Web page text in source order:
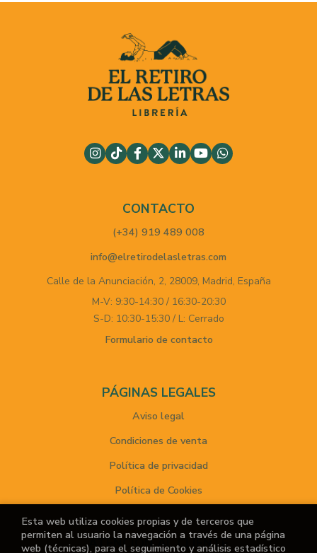
CONTACTO
(+34) 919 489 008
info@elretirodelasletras.com
Calle de la Anunciación, 2, 28009, Madrid, España
M-V: 9:30-14:30 / 16:30-20:30
S-D: 10:30-15:30 / L: Cerrado
Formulario de contacto
PÁGINAS LEGALES
Aviso legal
Condiciones de venta
Política de privacidad
Política de Cookies
ATENCIÓN AL CLIENTE
Esta web utiliza cookies propias y de terceros que
permiten al usuario la navegación a través de una página
web (técnicas), para el seguimiento y análisis estadístico